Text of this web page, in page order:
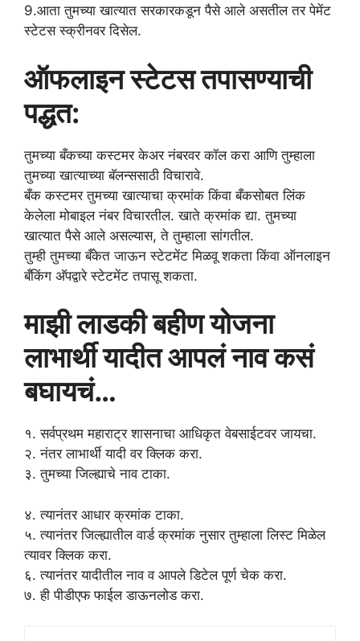
9.आता तुमच्या खात्यात सरकारकडून पैसे आले असतील तर पेमेंट
स्टेटस स्क्रीनवर दिसेल.
ऑफलाइन स्टेटस तपासण्याची
पद्धत:
तुमच्या बँकच्या कस्टमर केअर नंबरवर कॉल करा आणि तुम्हाला
तुमच्या खात्याच्या बॅलन्ससाठी विचारावे.
बँक कस्टमर तुमच्या खात्याचा क्रमांक किंवा बँकसोबत लिंक
केलेला मोबाइल नंबर विचारतील. खाते क्रमांक द्या. तुमच्या
खात्यात पैसे आले असल्यास, ते तुम्हाला सांगतील.
तुम्ही तुमच्या बँकेत जाऊन स्टेटमेंट मिळवू शकता किंवा ऑनलाइन
बँकिंग अ‍ॅपद्वारे स्टेटमेंट तपासू शकता.
माझी लाडकी बहीण योजना
लाभार्थी यादीत आपलं नाव कसं
बघायचं…
१. सर्वप्रथम महाराट्र शासनाचा आधिकृत वेबसाईटवर जायचा.
२. नंतर लाभार्थी यादी वर क्लिक करा.
३. तुमच्या जिल्ह्याचे नाव टाका.
४. त्यानंतर आधार क्रमांक टाका.
५. त्यानंतर जिल्ह्यातील वार्ड क्रमांक नुसार तुम्हाला लिस्ट मिळेल
त्यावर क्लिक करा.
६. त्यानंतर यादीतील नाव व आपले डिटेल पूर्ण चेक करा.
७. ही पीडीएफ फाईल डाऊनलोड करा.